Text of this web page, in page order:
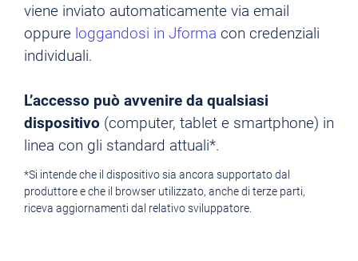
viene inviato automaticamente via email
oppure loggandosi in Jforma con credenziali
individuali.
L’accesso può avvenire da qualsiasi
dispositivo (computer, tablet e smartphone) in
linea con gli standard attuali*.
*Si intende che il dispositivo sia ancora supportato dal
produttore e che il browser utilizzato, anche di terze parti,
riceva aggiornamenti dal relativo sviluppatore.